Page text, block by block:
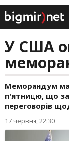
У США
Меморандум
п'ятницю, що
переговорів
17 червня, 22:30